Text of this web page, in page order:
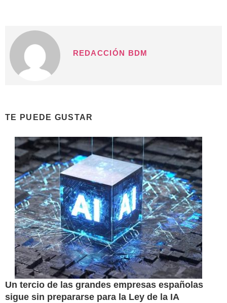
REDACCIÓN BDM
TE PUEDE GUSTAR
Un tercio de las grandes empresas españolas
sigue sin prepararse para la Ley de la IA